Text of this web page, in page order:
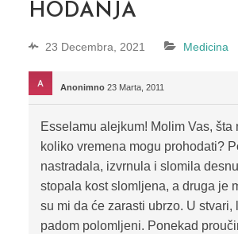
HODANJA
23 Decembra, 2021 Medicina
Anonimno 23 Marta, 2011
Esselamu alejkum! Molim Vas, šta
koliko vremena mogu prohodati?
nastradala, izvrnula i slomila
stopala kost slomljena, a druga je
su mi da će zarasti ubrzo. U stvari,
padom polomljeni. Ponekad